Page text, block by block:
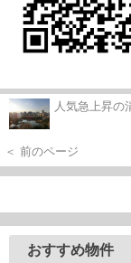
人気急上昇の
＜ 前のページ
おすすめ物件